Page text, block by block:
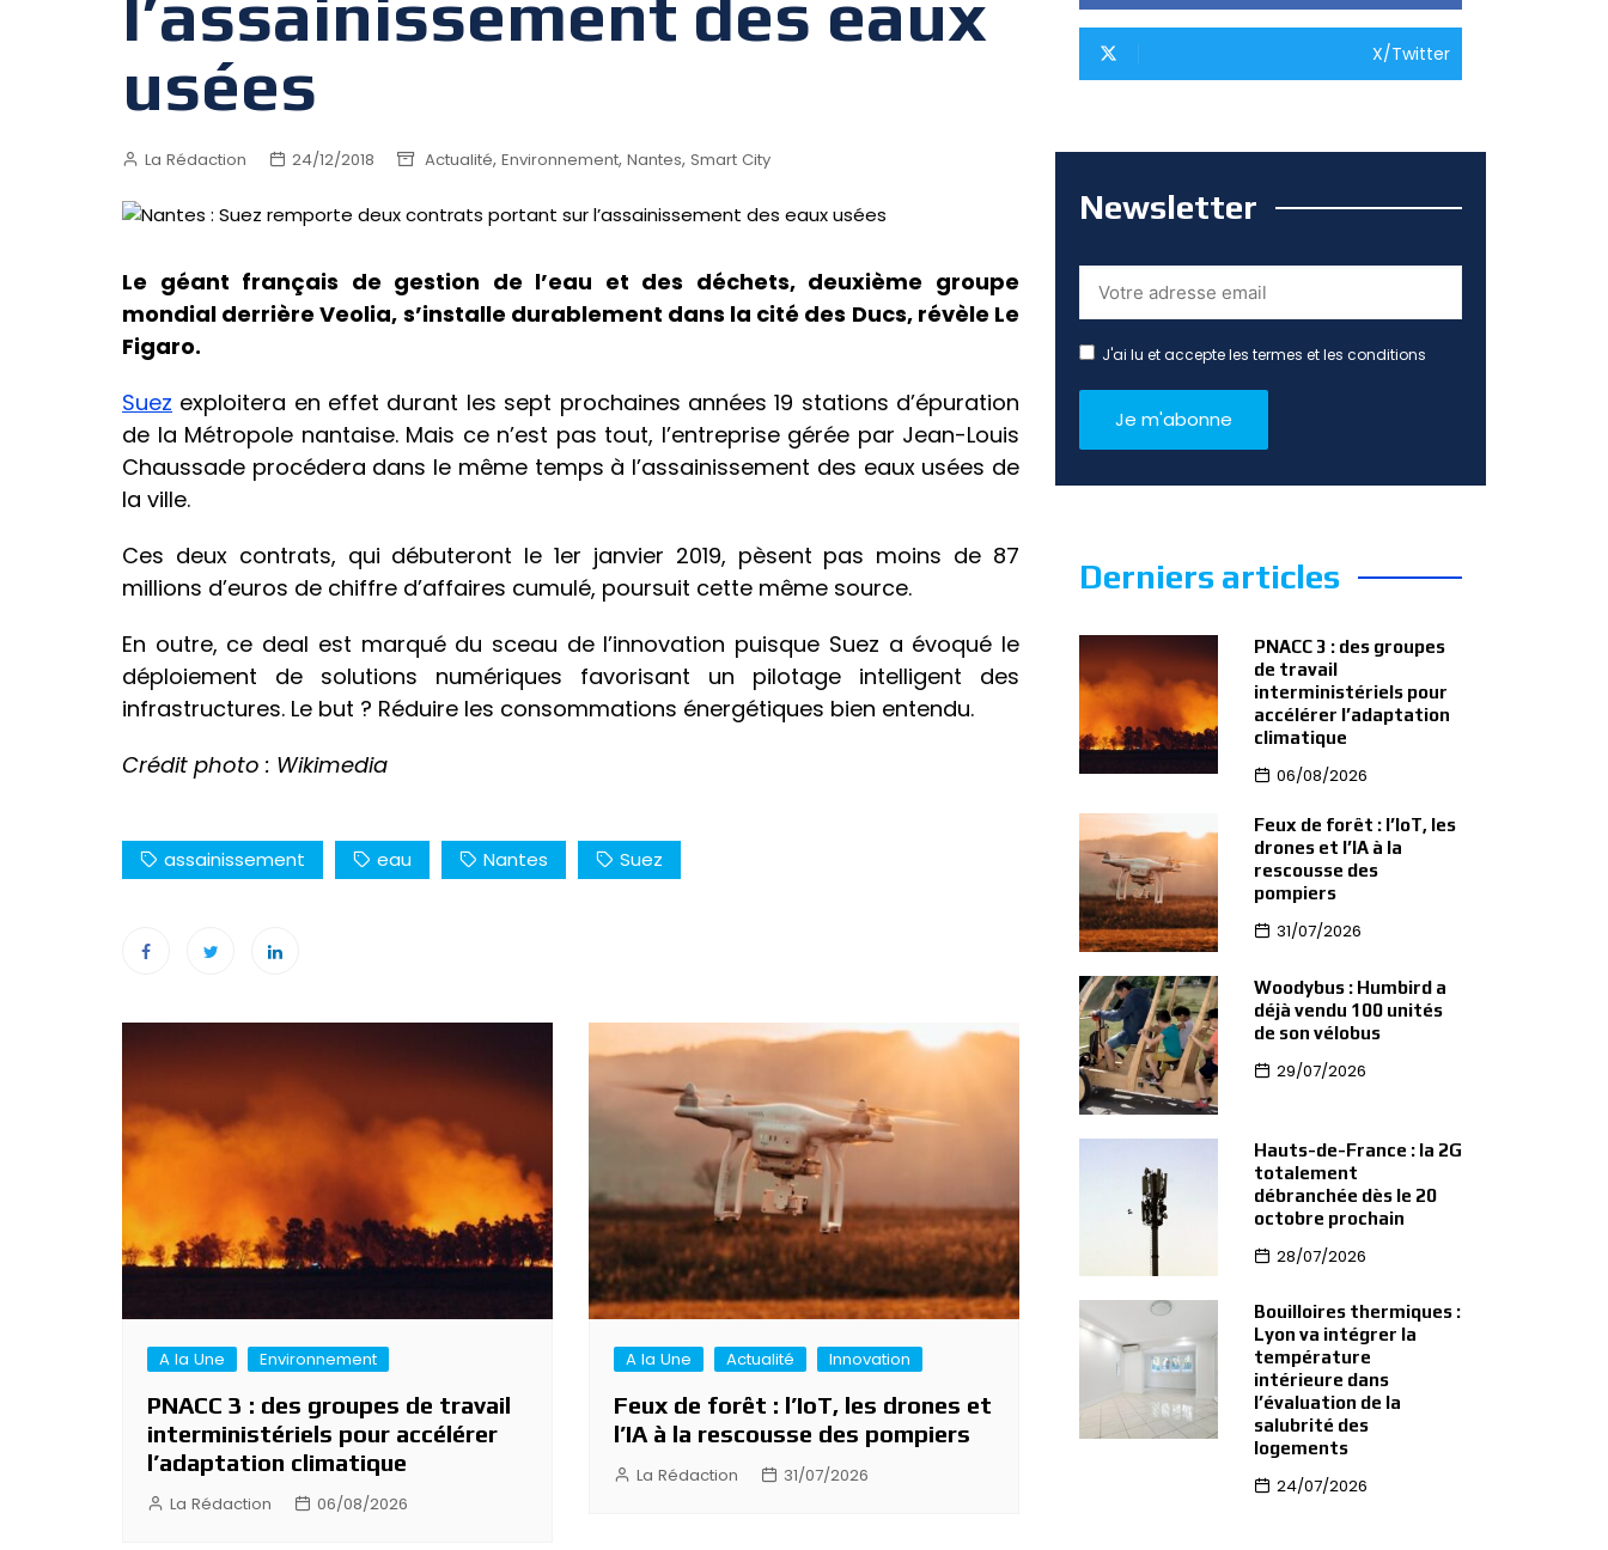
usées
La Rédaction 24/12/2018 Actualité, Environnement, Nantes, Smart City
Le géant français de gestion de l’eau et des déchets, deuxième groupe
mondial derrière Veolia, s’installe durablement dans la cité des Ducs, révèle Le
Figaro.
Suez exploitera en effet durant les sept prochaines années 19 stations d’épuration
de la Métropole nantaise. Mais ce n’est pas tout, l’entreprise gérée par Jean-Louis
Chaussade procédera dans le même temps à l’assainissement des eaux usées de
la ville.
Ces deux contrats, qui débuteront le 1er janvier 2019, pèsent pas moins de 87
millions d’euros de chiffre d’affaires cumulé, poursuit cette même source.
En outre, ce deal est marqué du sceau de l’innovation puisque Suez a évoqué le
déploiement de solutions numériques favorisant un pilotage intelligent des
infrastructures. Le but ? Réduire les consommations énergétiques bien entendu.
Crédit photo : Wikimedia
assainissement eau Nantes Suez
de
l’article
A la Une Environnement
PNACC 3 : des groupes de travail
interministériels pour accélérer
l’adaptation climatique
La Rédaction 06/08/2026
A la Une Actualité Innovation
Feux de forêt : l’IoT, les drones et
l’IA à la rescousse des pompiers
La Rédaction 31/07/2026
X/Twitter
Newsletter
J'ai lu et accepte les termes et les conditions
Derniers articles
PNACC 3 : des groupes
de travail
interministériels pour
accélérer l’adaptation
climatique
06/08/2026
Feux de forêt : l’IoT, les
drones et l’IA à la
rescousse des
pompiers
31/07/2026
Woodybus : Humbird a
déjà vendu 100 unités
de son vélobus
29/07/2026
Hauts-de-France : la 2G
totalement
débranchée dès le 20
octobre prochain
28/07/2026
Bouilloires thermiques :
Lyon va intégrer la
température
intérieure dans
l’évaluation de la
salubrité des
logements
24/07/2026